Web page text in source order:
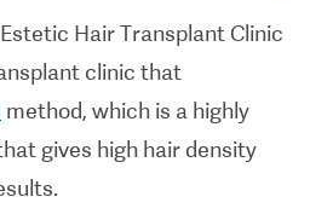
Hair Transplant Clinic
clinic that
method, which is a highly
gives high hair density